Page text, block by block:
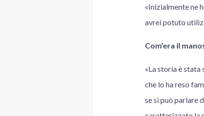
«Inizialmente ne
avrei potuto
Com’era il
«La storia è
che lo ha reso
se si può parlare